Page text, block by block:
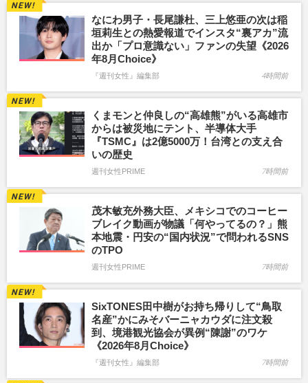
なにわ男子・長尾謙杜、三上悠亜の次は稲
垣莉生との熱愛報道でインスタ“裏アカ”流
出か「プロ意識ない」ファンの失望《2026
年8月Choice》
『週刊女性』編集部 4時間前
くまモンと仲良しの“高雄熊”がいる高雄市
からは被災地にテント、半導体大手
『TSMC』は2億5000万！台湾との支え合
いの歴史
週刊女性PRIME 7時間前
茂木敏充外務大臣、メキシコでのコーヒー
ブレイク動画が物議「何やってるの？」熊
本地震・円安の“国内状況”で問われるSNS
のTPO
週刊女性PRIME 7時間前
SixTONES田中樹がお持ち帰りして“鳥取
名産”かにみそバーニャカウダに注文殺
到、境港観光協会が異例“陳謝”のワケ
《2026年8月Choice》
『週刊女性』編集部 7時間前